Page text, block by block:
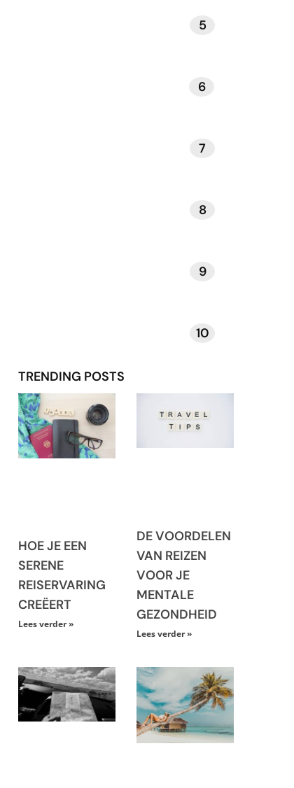
5
6
7
8
9
10
TRENDING POSTS
HOE JE EEN
SERENE
REISERVARING
CREËERT
Lees verder »
DE VOORDELEN
VAN REIZEN
VOOR JE
MENTALE
GEZONDHEID
Lees verder »